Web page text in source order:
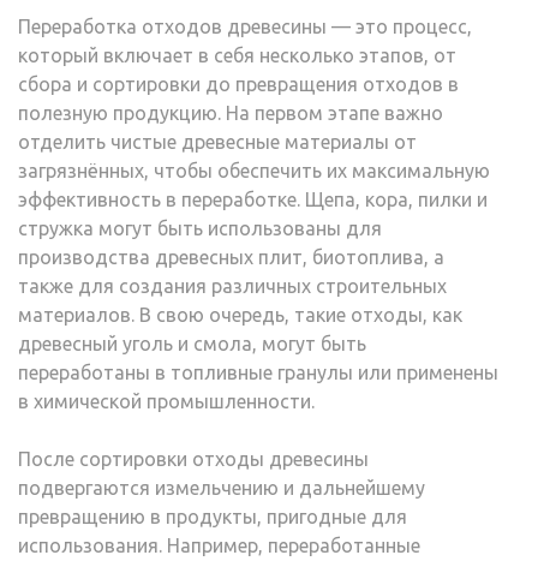
Переработка отходов древесины — это процесс,
который включает в себя несколько этапов, от
сбора и сортировки до превращения отходов в
полезную продукцию. На первом этапе важно
отделить чистые древесные материалы от
загрязнённых, чтобы обеспечить их максимальную
эффективность в переработке. Щепа, кора, пилки и
стружка могут быть использованы для
производства древесных плит, биотоплива, а
также для создания различных строительных
материалов. В свою очередь, такие отходы, как
древесный уголь и смола, могут быть
переработаны в топливные гранулы или применены
в химической промышленности.
После сортировки отходы древесины
подвергаются измельчению и дальнейшему
превращению в продукты, пригодные для
использования. Например, переработанные